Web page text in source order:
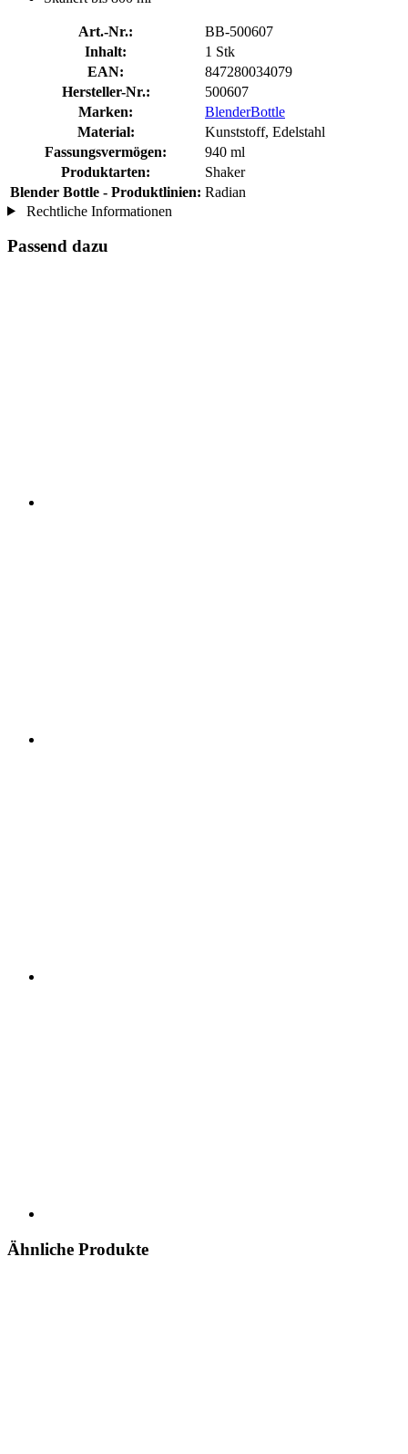
Art.-Nr.:
BB-500607
Inhalt:
1 Stk
EAN:
847280034079
Hersteller-Nr.:
500607
Marken:
BlenderBottle
Material:
Kunststoff, Edelstahl
Fassungsvermögen:
940 ml
Produktarten:
Shaker
Blender Bottle - Produktlinien: Radian
Rechtliche Informationen
Passend dazu
Ähnliche Produkte